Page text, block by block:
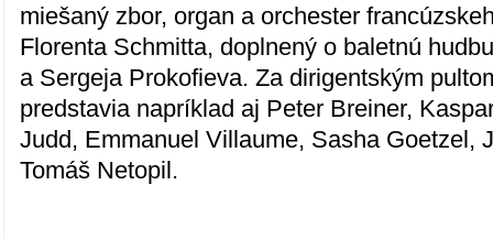
miešaný zbor, organ a orchester
Florenta Schmitta, doplnený o baletnú
a Sergeja Prokofieva. Za dirigentským
predstavia napríklad aj Peter Breiner,
Judd, Emmanuel Villaume, Sasha Goetzel,
Tomáš Netopil.